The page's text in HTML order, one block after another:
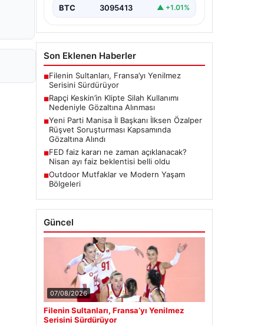
BTC 3095413 ▲ +1.01%
Son Eklenen Haberler
■Filenin Sultanları, Fransa’yı Yenilmez
Serisini Sürdürüyor
■Rapçi Keskin’in Klipte Silah Kullanımı
Nedeniyle Gözaltına Alınması
■Yeni Parti Manisa İl Başkanı İlksen Özalper
Rüşvet Soruşturması Kapsamında
Gözaltına Alındı
■FED faiz kararı ne zaman açıklanacak?
Nisan ayı faiz beklentisi belli oldu
■Outdoor Mutfaklar ve Modern Yaşam
Bölgeleri
Güncel
07/08/2026
Filenin Sultanları, Fransa’yı Yenilmez
Serisini Sürdürüyor